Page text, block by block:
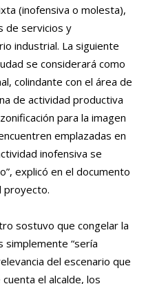
(inofensiva o molesta),
de servicios y
industrial. La siguiente
se considerará como
colindante con el área de
de actividad productiva
para la imagen
emplazadas en
inofensiva se
explicó en el documento
proyecto.
sostuvo que congelar la
simplemente “sería
del escenario que
el alcalde, los